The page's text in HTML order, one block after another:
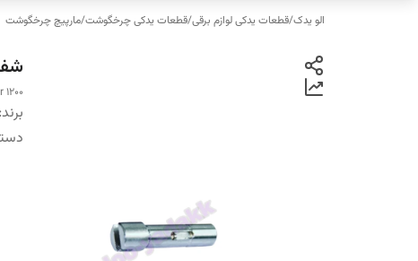
الو یدک/قطعات یدکی لوازم برقی/قطعات یدکی چرخگوشت/مارپیچ چرخگوشت
برند: